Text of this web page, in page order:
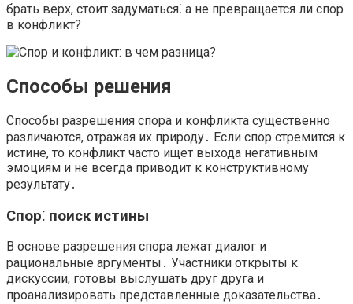
брать верх, стоит задуматься⁚ а не превращается ли спор
в конфликт?​
Способы решения
Способы разрешения спора и конфликта существенно
различаются, отражая их природу․ Если спор стремится к
истине, то конфликт часто ищет выхода негативным
эмоциям и не всегда приводит к конструктивному
результату․
Спор⁚ поиск истины
В основе разрешения спора лежат диалог и
рациональные аргументы․ Участники открыты к
дискуссии, готовы выслушать друг друга и
проанализировать представленные доказательства․